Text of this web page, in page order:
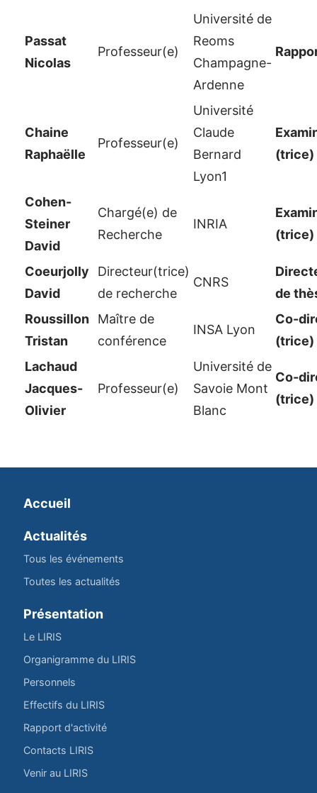
Passat
Nicolas
Professeur(e)
Université de
Reoms
Champagne-
Ardenne
Chaine
Raphaëlle
Professeur(e)
Université
Claude
Bernard
Lyon1
(trice)
Cohen-
Steiner
David
Chargé(e) de
Recherche
INRIA
(trice)
Coeurjolly
David
Directeur(trice)
de recherche
CNRS
de
Roussillon
Tristan
Maître de
conférence
INSA Lyon
Co-
(trice)
Lachaud
Jacques-
Olivier
Professeur(e)
Université de
Savoie Mont
Blanc
Co-
(trice)
Accueil
Actualités
Tous les événements
Toutes les actualités
Présentation
Le LIRIS
Organigramme du LIRIS
Personnels
Effectifs du LIRIS
Rapport d'activité
Contacts LIRIS
Venir au LIRIS